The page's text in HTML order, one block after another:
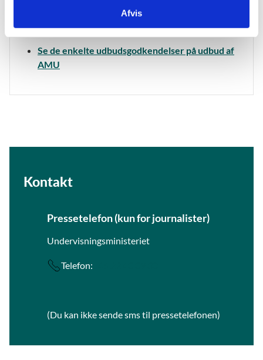
Afvis
Læs mere
Se de enkelte udbudsgodkendelser på udbud af
AMU
Kontakt
Pressetelefon (kun for journalister)
Undervisningsministeriet
Telefon:
(Du kan ikke sende sms til pressetelefonen)